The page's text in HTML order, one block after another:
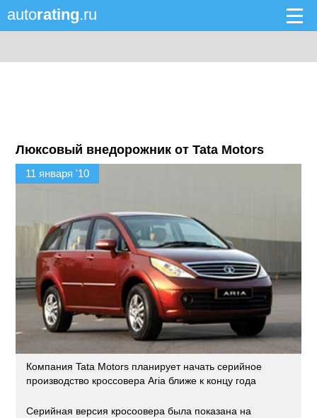
autorating.ru
Люксовый внедорожник от Tata Motors
11 января '10
Компания Tata Motors планирует начать серийное
производство кроссовера Aria ближе к концу года
Серийная версия кросоовера была показана на